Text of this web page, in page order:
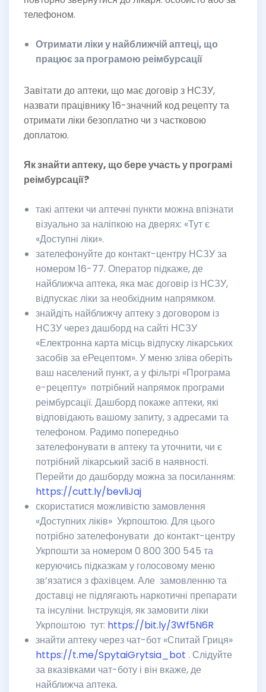
телефоном.
Отримати ліки у найближчій аптеці, що
працює за програмою реімбурсації
Завітати до аптеки, що має договір з НСЗУ,
назвати працівнику 16-значний код рецепту та
отримати ліки безоплатно чи з частковою
доплатою.
Як знайти аптеку, що бере участь у програмі
реімбурсації?
такі аптеки чи аптечні пункти можна впізнати
візуально за наліпкою на дверях: «Тут є
«Доступні ліки».
зателефонуйте до контакт-центру НСЗУ за
номером 16-77. Оператор підкаже, де
найближча аптека, яка має договір із НСЗУ,
відпускає ліки за необхідним напрямком.
знайдіть найближчу аптеку з договором із
НСЗУ через дашборд на сайті НСЗУ
«Електронна карта місць відпуску лікарських
засобів за еРецептом». У меню зліва оберіть
ваш населений пункт, а у фільтрі «Програма
е-рецепту» потрібний напрямок програми
реімбурсації. Дашборд покаже аптеки, які
відповідають вашому запиту, з адресами та
телефоном. Радимо попередньо
зателефонувати в аптеку та уточнити, чи є
потрібний лікарський засіб в наявності.
Перейти до дашборду можна за посиланням:
https://cutt.ly/bevliJaj
скористатися можливістю замовлення
«Доступних ліків» Укрпоштою. Для цього
потрібно зателефонувати до контакт-центру
Укрпошти за номером 0 800 300 545 та
керуючись підказкам у голосовому меню
зв’язатися з фахівцем. Але замовленню та
доставці не підлягають наркотичні препарати
та інсуліни. Інструкція, як замовити ліки
Укрпоштою тут: https://bit.ly/3Wf5N6R
знайти аптеку через чат-бот «Спитай Гриця»
https://t.me/SpytaiGrytsia_bot . Слідуйте
за вказівками чат-боту і він вкаже, де
найближча аптека.